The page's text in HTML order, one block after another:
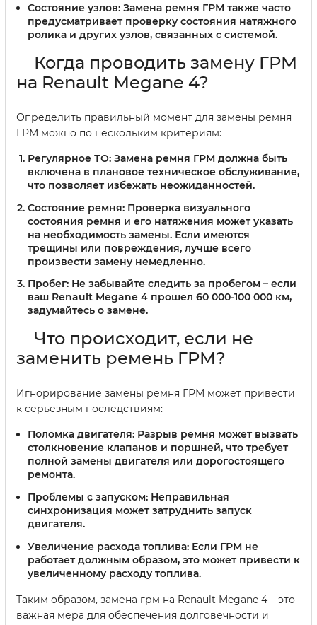
Состояние узлов: Замена ремня ГРМ также часто
предусматривает проверку состояния натяжного
ролика и других узлов, связанных с системой.
Когда проводить замену ГРМ
на Renault Megane 4?
Определить правильный момент для замены ремня
ГРМ можно по нескольким критериям:
Регулярное ТО: Замена ремня ГРМ должна быть
включена в плановое техническое обслуживание,
что позволяет избежать неожиданностей.
Состояние ремня: Проверка визуального
состояния ремня и его натяжения может указать
на необходимость замены. Если имеются
трещины или повреждения, лучше всего
произвести замену немедленно.
Пробег: Не забывайте следить за пробегом – если
ваш Renault Megane 4 прошел 60 000-100 000 км,
задумайтесь о замене.
Что происходит, если не
заменить ремень ГРМ?
Игнорирование замены ремня ГРМ может привести
к серьезным последствиям:
Поломка двигателя: Разрыв ремня может вызвать
столкновение клапанов и поршней, что требует
полной замены двигателя или дорогостоящего
ремонта.
Проблемы с запуском: Неправильная
синхронизация может затруднить запуск
двигателя.
Увеличение расхода топлива: Если ГРМ не
работает должным образом, это может привести к
увеличенному расходу топлива.
Таким образом, замена грм на Renault Megane 4 – это
важная мера для обеспечения долговечности и